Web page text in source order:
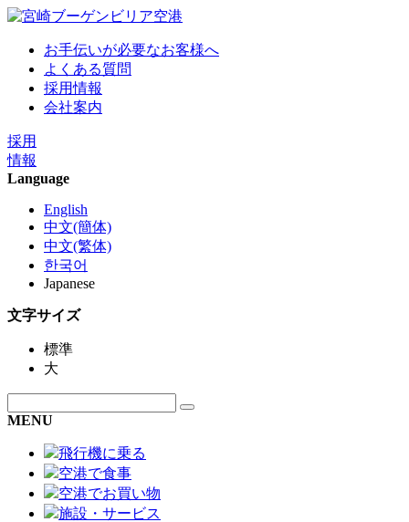
お手伝いが必要なお客様へ
よくある質問
採用情報
会社案内
採用
情報
Language
English
中文(簡体)
中文(繁体)
한국어
Japanese
文字サイズ
標準
大
MENU
飛行機に乗る
空港で食事
空港でお買い物
施設・サービス